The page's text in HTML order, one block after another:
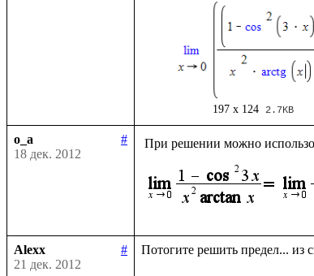
197 x 124 2.7KB
o_a
#
18 дек. 2012
При решении можно
Alexx
#
21 дек. 2012